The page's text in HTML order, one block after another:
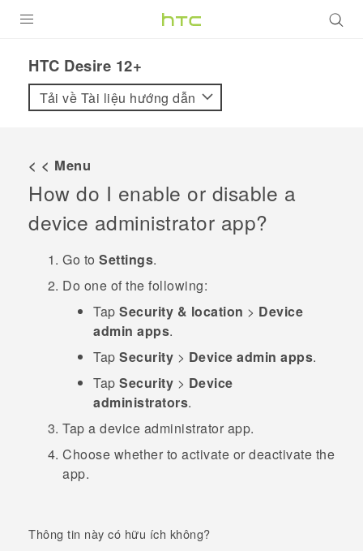
VIVE
VIVERSE
ỨNG DỤNG
HỖ TRỢ
HTC Desire 12+‎
Tải về Tài liệu hướng dẫn
< < Menu
How do I enable or disable a
device administrator app?
Go to Settings.
Do one of the following:
Tap Security & location > Device
admin apps.
Tap Security > Device admin apps.
Tap Security > Device
administrators.
Tap a device administrator app.
Choose whether to activate or deactivate the
app.
Thông tin này có hữu ích không?